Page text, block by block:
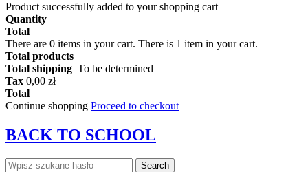
Product successfully added to your shopping cart
Quantity
Total
There are 0 items in your cart. There is 1 item in your cart.
Total products
Total shipping To be determined
Tax 0,00 zł
Total
Continue shopping Proceed to checkout
BACK TO SCHOOL
Search